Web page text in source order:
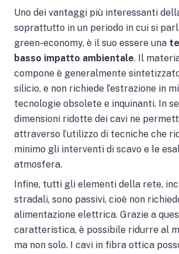
Uno dei vantaggi più interessanti
soprattutto in un periodo in cui si
green-economy, è il suo essere una
basso impatto ambientale. Il
compone è generalmente
silicio, e non richiede l’estrazione in
tecnologie obsolete e inquinanti. In
dimensioni ridotte dei cavi ne
attraverso l’utilizzo di tecniche che
minimo gli interventi di scavo e le
atmosfera.
Infine, tutti gli elementi della rete,
stradali, sono passivi, cioè non
alimentazione elettrica. Grazie a
caratteristica, è possibile ridurre al
ma non solo. I cavi in fibra ottica